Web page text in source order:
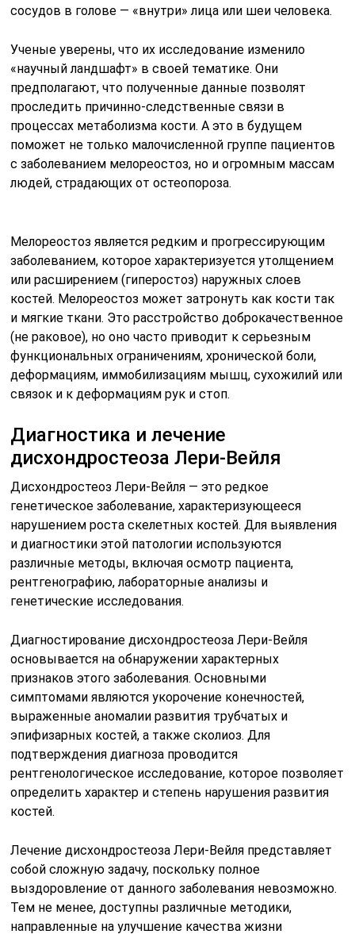
сосудов в голове — «внутри» лица или шеи человека.
Ученые уверены, что их исследование изменило
«научный ландшафт» в своей тематике. Они
предполагают, что полученные данные позволят
проследить причинно-следственные связи в
процессах метаболизма кости. А это в будущем
поможет не только малочисленной группе пациентов
с заболеванием мелореостоз, но и огромным массам
людей, страдающих от остеопороза.
Мелореостоз является редким и прогрессирующим
заболеванием, которое характеризуется утолщением
или расширением (гиперостоз) наружных слоев
костей. Мелореостоз может затронуть как кости так
и мягкие ткани. Это расстройство доброкачественное
(не раковое), но оно часто приводит к серьезным
функциональных ограничениям, хронической боли,
деформациям, иммобилизациям мышц, сухожилий или
связок и к деформациям рук и стоп.
Диагностика и лечение
дисхондростеоза Лери-Вейля
Дисхондростеоз Лери-Вейля — это редкое
генетическое заболевание, характеризующееся
нарушением роста скелетных костей. Для выявления
и диагностики этой патологии используются
различные методы, включая осмотр пациента,
рентгенографию, лабораторные анализы и
генетические исследования.
Диагностирование дисхондростеоза Лери-Вейля
основывается на обнаружении характерных
признаков этого заболевания. Основными
симптомами являются укорочение конечностей,
выраженные аномалии развития трубчатых и
эпифизарных костей, а также сколиоз. Для
подтверждения диагноза проводится
рентгенологическое исследование, которое позволяет
определить характер и степень нарушения развития
костей.
Лечение дисхондростеоза Лери-Вейля представляет
собой сложную задачу, поскольку полное
выздоровление от данного заболевания невозможно.
Тем не менее, доступны различные методики,
направленные на улучшение качества жизни